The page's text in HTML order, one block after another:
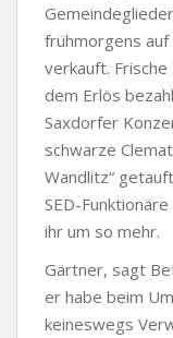
frühmorgens
verkauft.
dem Erlös
Saxdorfer
schwarze
Wandlitz“
SED-
ihr um so mehr.
Gärtner, sagt
er habe beim
keineswegs